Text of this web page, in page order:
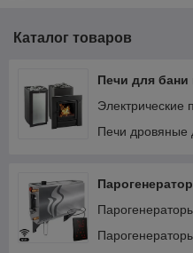
Каталог товаров
Печи для бани
Электрические
Печи дровяные